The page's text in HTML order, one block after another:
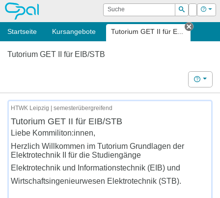
OPAL Suche
Suchen
Login Hilfe
Startseite Kursangebote Tutorium GET II für E...
Tab
Tutorium GET II für EIB/STB
Hilfe
HTWK Leipzig | semesterübergreifend
Tutorium GET II für EIB/STB
Liebe Kommiliton:innen,
Herzlich Willkommen im Tutorium Grundlagen der
Elektrotechnik II für die Studiengänge
Elektrotechnik und Informationstechnik (EIB) und
Wirtschaftsingenieurwesen Elektrotechnik (STB).